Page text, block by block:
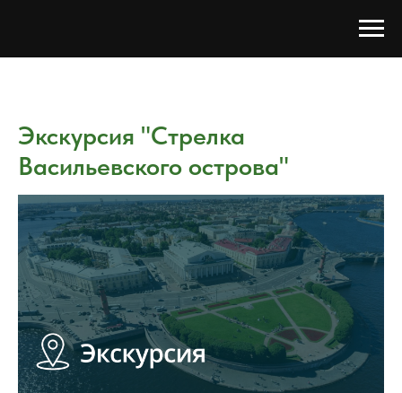
Экскурсия "Стрелка
Васильевского острова"